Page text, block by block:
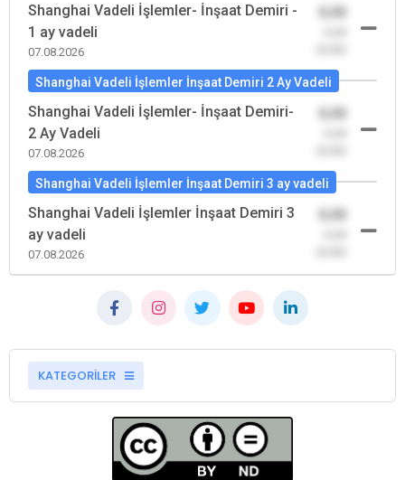
Shanghai Vadeli İşlemler- İnşaat Demiri -
1 ay vadeli
07.08.2026
Shanghai Vadeli İşlemler İnşaat Demiri 2 Ay Vadeli
Shanghai Vadeli İşlemler- İnşaat Demiri-
2 Ay Vadeli
07.08.2026
Shanghai Vadeli İşlemler İnşaat Demiri 3 ay vadeli
Shanghai Vadeli İşlemler İnşaat Demiri 3
ay vadeli
07.08.2026
KATEGORİLER